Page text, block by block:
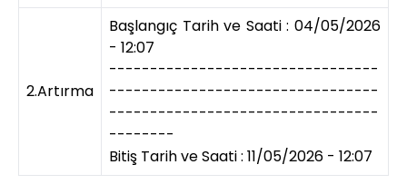
2.Artırma
Başlangıç Tarih ve Saati : 04/05/2026
- 12:07
---------------------------------
---------------------------------
---------------------------------
--------
Bitiş Tarih ve Saati : 11/05/2026 - 12:07